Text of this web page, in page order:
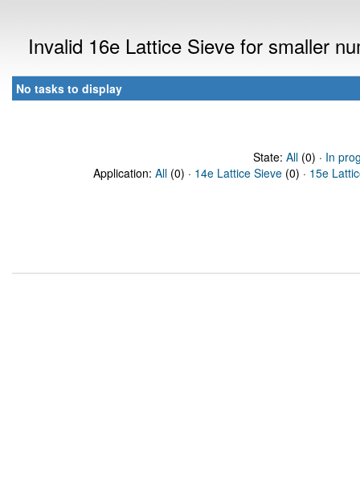
Invalid 16e Lattice Sieve for smaller
No tasks to display
State: All(0) · In
Application: All (0) · 14e Lattice Sieve (0) · 15e